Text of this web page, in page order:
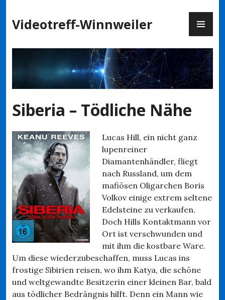
Inhalt
springen
Videotreff-Winnweiler
Siberia – Tödliche Nähe
Lucas Hill, ein nicht ganz
lupenreiner
Diamantenhändler, fliegt
nach Russland, um dem
mafiösen Oligarchen Boris
Volkov einige extrem seltene
Edelsteine zu verkaufen.
Doch Hills Kontaktmann vor
Ort ist verschwunden und
mit ihm die kostbare Ware.
Um diese wiederzubeschaffen, muss Lucas ins
frostige Sibirien reisen, wo ihm Katya, die schöne
und weltgewandte Besitzerin einer kleinen Bar, bald
aus tödlicher Bedrängnis hilft. Denn ein Mann wie